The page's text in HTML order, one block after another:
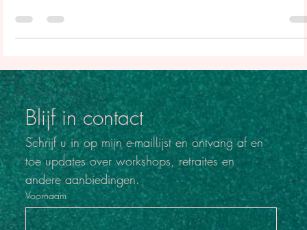
Modern Life - de eerste Nederlandse aflevering - vertel ik waarom deze
manier van yoga beoefenen misschien precies is wat jouw zenuwstelsel
Blijf in contact
Schrijf u in op mijn e-maillijst en ontvang af en
toe updates over workshops, retraites en
andere aanbiedingen.
Voornaam